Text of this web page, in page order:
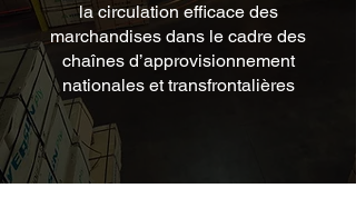
la circulation efficace des
marchandises dans le cadre des
chaînes d’approvisionnement
nationales et transfrontalières